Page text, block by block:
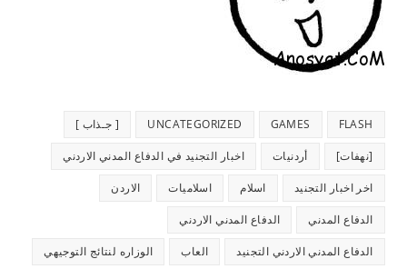
FLASH
GAMES
UNCATEGORIZED [ جـذاب ]
[نهفات] أردنيات اخبار التجنيد في الدفاع المدني الاردني
اخر اخبار التجنيد اسلام اسلاميات الاردن
الدفاع المدني الدفاع المدني الاردني
الدفاع المدني الاردني التجنيد العاب الوزاره لنتائج التوجيهي